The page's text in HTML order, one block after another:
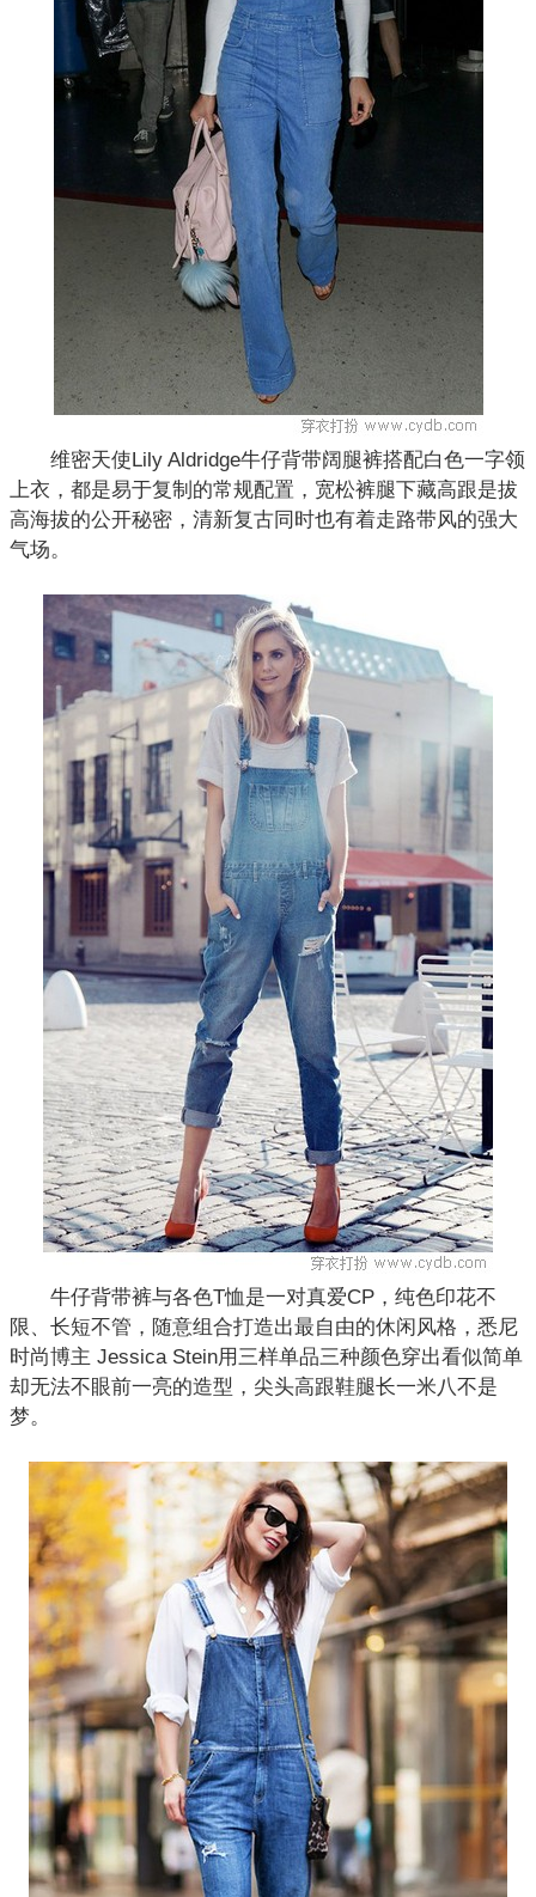
维密天使Lily Aldridge牛仔背带阔腿裤搭配白色一字领
上衣，都是易于复制的常规配置，宽松裤腿下藏高跟是拔
高海拔的公开秘密，清新复古同时也有着走路带风的强大
气场。
牛仔背带裤与各色T恤是一对真爱CP，纯色印花不
限、长短不管，随意组合打造出最自由的休闲风格，悉尼
时尚博主 Jessica Stein用三样单品三种颜色穿出看似简单
却无法不眼前一亮的造型，尖头高跟鞋腿长一米八不是
梦。